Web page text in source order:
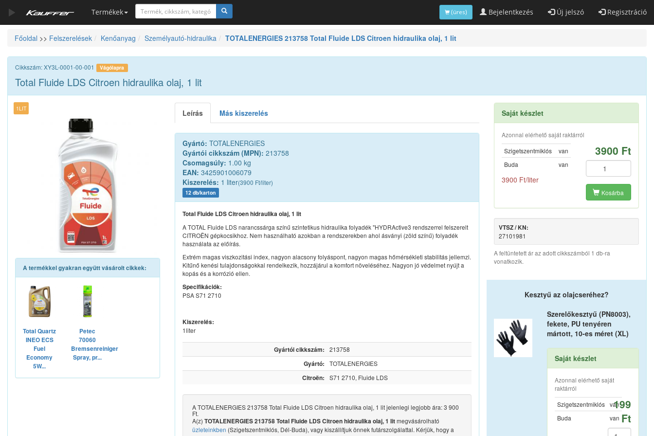
Termékek Bejelentkezés Új jelszó Regisztráció
(üres)
Szerszámkatalógus
Kosár
Alkatrészek
Főoldal >> Felszerelések Kenőanyag Személyautó-hidraulika TOTALENERGIES 213758 Total Fluide LDS Citroen hidraulika olaj, 1 lit
Cikkszám: XY3L-0001-00-001 Vágólapra
Total Fluide LDS Citroen hidraulika olaj, 1 lit
1LIT
A termékkel gyakran együtt vásárolt cikkek:
Total Quartz
INEO ECS
Fuel
Economy
5W...
Petec
70060
Bremsenreiniger
Spray, pr...
Leírás Más kiszerelés
Gyártó: TOTALENERGIES
Gyártói cikkszám (MPN): 213758
Csomagsúly: 1.00 kg
EAN: 3425901006079
Kiszerelés: 1 liter(3900 Ft/liter)
12 db/karton
Total Fluide LDS Citroen hidraulika olaj, 1 lit
A TOTAL Fluide LDS narancssárga színű szintetikus hidraulika folyadék "HYDRActive3 rendszerrel felszerelt
CITROËN gépkocsikhoz. Nem használható azokban a rendszerekben ahol ásványi (zöld színű) folyadék
használata az előírás.
Extrém magas viszkozitási index, nagyon alacsony folyáspont, nagyon magas hőmérsékleti stabilitás jellemzi.
Kitűnő kenési tulajdonságokkal rendelkezik, hozzájárul a komfort növeléséhez. Nagyon jó védelmet nyújt a
kopás és a korrózió ellen.
Specifikációk:
PSA S71 2710
Kiszerelés:
1liter
Gyártói cikkszám: 213758
Gyártó: TOTALENERGIES
Citroën: S71 2710, Fluide LDS
A TOTALENERGIES 213758 Total Fluide LDS Citroen hidraulika olaj, 1 lit jelenlegi legjobb ára: 3 900
Ft.
A(z) TOTALENERGIES 213758 Total Fluide LDS Citroen hidraulika olaj, 1 litmegvásárolható
üzleteinkben (Szigetszentmiklós, Dél-Buda), vagy kiszállítjuk önnek futárszolgálattal. Kérjük, hogy a
Saját készlet
Azonnal elérhető saját raktárról
Szigetszentmiklós
van
Buda
van
3900 Ft/liter
3900 Ft
Kosárba
VTSZ / KN:
27101981
A feltüntetett ár az adott cikkszámból 1 db-ra
vonatkozik.
Kesztyű az olajcseréhez?
Szerelőkesztyű (PN8003),
fekete, PU tenyéren
mártott, 10-es méret (XL)
Saját készlet
Azonnal elérhető saját
raktárról
Szigetszentmiklós
van
Buda
van
199
Ft